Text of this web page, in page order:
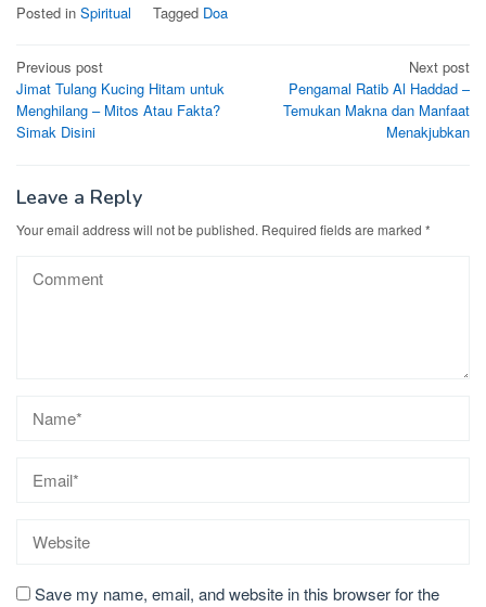
Posted in Spiritual Tagged Doa
Post
navigation
Previous post
Jimat Tulang Kucing Hitam untuk
Menghilang – Mitos Atau Fakta?
Simak Disini
Next post
Pengamal Ratib Al Haddad –
Temukan Makna dan Manfaat
Menakjubkan
Leave a Reply
Your email address will not be published. Required fields are marked *
Save my name, email, and website in this browser for the